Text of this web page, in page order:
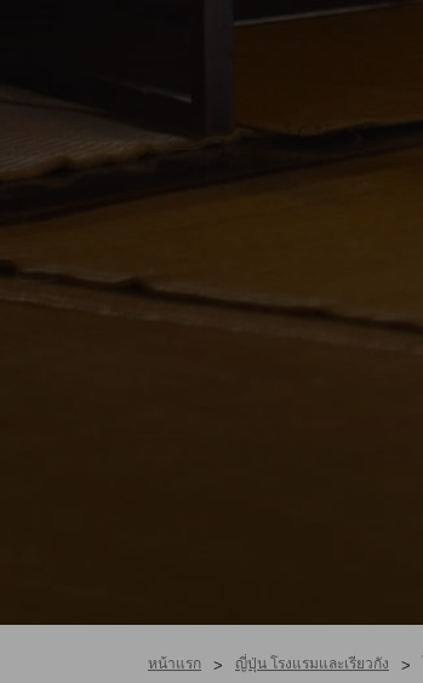
หน้าแรก > ญี่ปุ่น โรงแรมและเรียวกัง >